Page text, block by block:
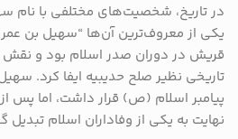
در تاریخ، شخصیت‌های مختلفی با نام
یکی از معروف‌ترین آن‌ها “سهیل بن
قریش در دوران صدر اسلام بود و
تاریخی نظیر صلح حدیبیه ایفا کرد.
پیامبر اسلام (ص) قرار داشت، اما پس
نهایت به یکی از وفاداران اسلام تبدیل